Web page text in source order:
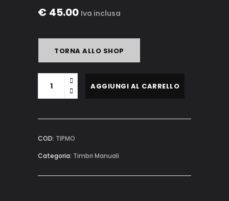
€ 45.00 Iva inclusa
TORNA ALLO SHOP
ottone
quantity
AGGIUNGI AL CARRELLO
COD: TIPMO
Categoria: Timbri Manuali